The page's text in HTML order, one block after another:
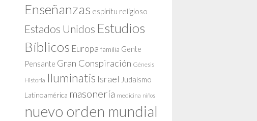
Enseñanzas espíritu religioso
Estados Unidos Estudios
Bíblicos Europa familia Gente
Pensante Gran Conspiración Génesis
Historia Iluminatis Israel Judaísmo
Latinoamérica masonería medicina niños
nuevo orden mundial